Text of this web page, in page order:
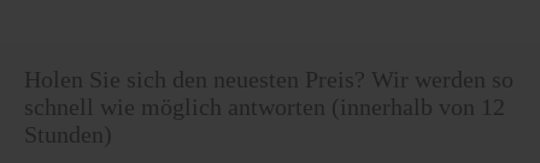
Holen Sie sich den neuesten Preis? Wir werden so
schnell wie möglich antworten (innerhalb von 12
Stunden)